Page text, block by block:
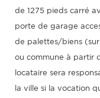
de 1275 pieds carré
porte de garage
de palettes/biens
ou commune à partir
locataire sera
la ville si la vocation